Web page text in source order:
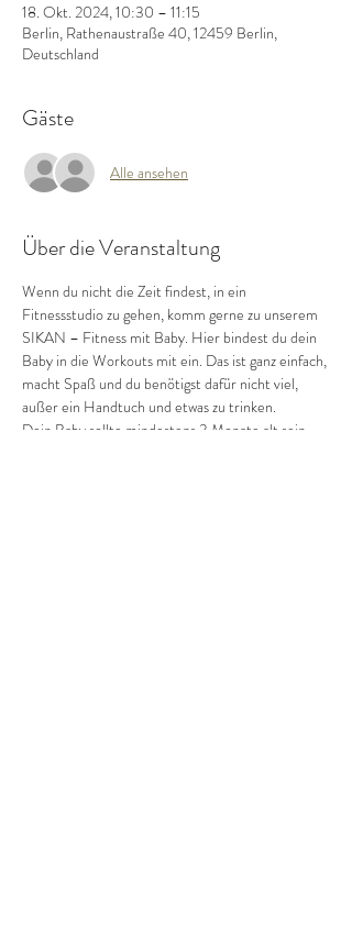
18. Okt. 2024, 10:30 – 11:15
Berlin, Rathenaustraße 40, 12459 Berlin,
Deutschland
Gäste
Alle ansehen
Über die Veranstaltung
Wenn du nicht die Zeit findest, in ein
Fitnessstudio zu gehen, komm gerne zu unserem
SIKAN – Fitness mit Baby. Hier bindest du dein
Baby in die Workouts mit ein. Das ist ganz einfach,
macht Spaß und du benötigst dafür nicht viel,
außer ein Handtuch und etwas zu trinken.
Dein Baby sollte mindestens 3 Monate alt sein.